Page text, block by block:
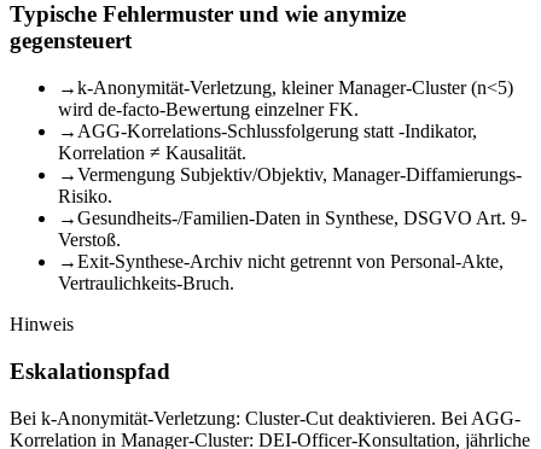
Typische Fehlermuster und wie anymize
gegensteuert
→k-Anonymität-Verletzung, kleiner Manager-Cluster (n<5)
wird de-facto-Bewertung einzelner FK.
→ AGG-Korrelations-Schlussfolgerung statt -Indikator,
Korrelation ≠ Kausalität.
→Vermengung Subjektiv/Objektiv, Manager-Diffamierungs-
Risiko.
→Gesundheits-/Familien-Daten in Synthese, DSGVO Art. 9-
Verstoß.
→Exit-Synthese-Archiv nicht getrennt von Personal-Akte,
Vertraulichkeits-Bruch.
Hinweis
Eskalationspfad
Bei k-Anonymität-Verletzung: Cluster-Cut deaktivieren. Bei AGG-
Korrelation in Manager-Cluster: DEI-Officer-Konsultation, jährliche